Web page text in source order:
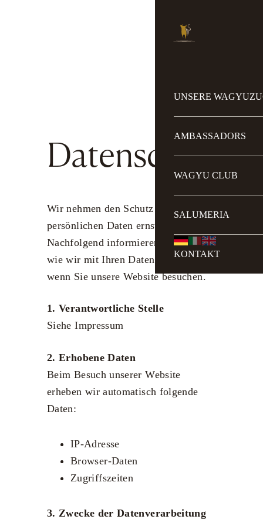
UNSERE
AMBASSADORS
WAGYU CLUB
SALUMERIA
KONTAKT
Datenschutz
Wir nehmen den Schutz Ihrer
persönlichen Daten ernst.
Nachfolgend informieren wir Sie,
wie wir mit Ihren Daten umgehen,
wenn Sie unsere Website besuchen.
1. Verantwortliche Stelle
Siehe Impressum
2. Erhobene Daten
Beim Besuch unserer Website
erheben wir automatisch folgende
Daten:
IP-Adresse
Browser-Daten
Zugriffszeiten
3. Zwecke der Datenverarbeitung